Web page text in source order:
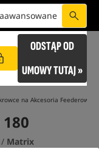
ODSTĄP OD
UMOWY TUTAJ »
na Akcesoria Feederowe
/ Matrix